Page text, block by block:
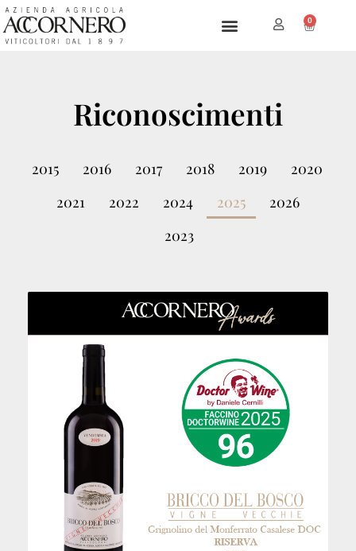
0
Riconoscimenti
2015 2016 2017 2018 2019
2020
2021
2022 2024 2025
2026
2023